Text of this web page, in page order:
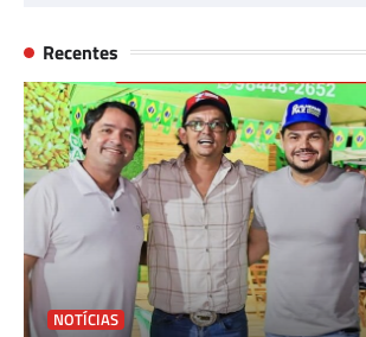
Recentes
NOTÍCIAS